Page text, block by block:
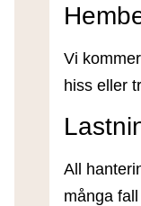
Vi
hiss eller
All
många